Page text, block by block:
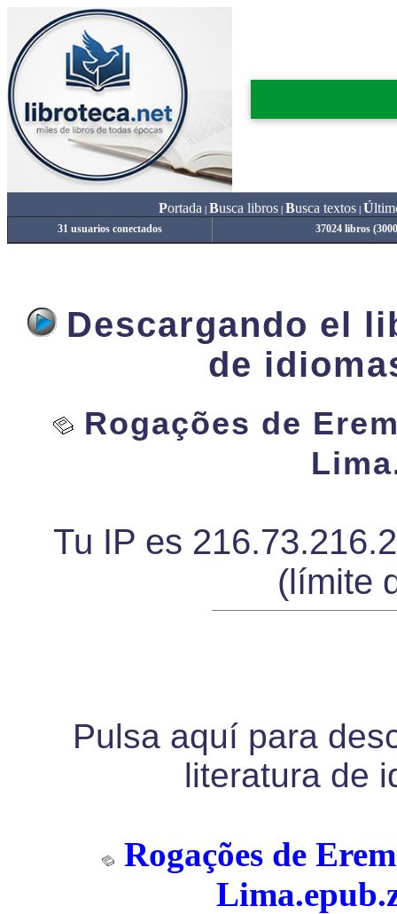
Portada Busca libros| Busca textos| Ú
31 usuarios conectados 37024 libros
Descargando el
de
Rogações de
Tu IP es
(límite
Pulsa aquí para
literatura de
Rogações de